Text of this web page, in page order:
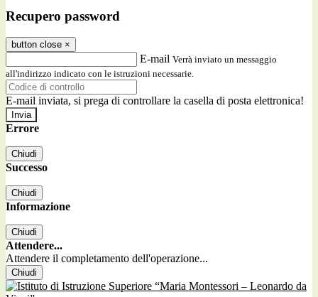
Recupero password
button close ×
E-mail Verrà inviato un messaggio
all'indirizzo indicato con le istruzioni necessarie.
E-mail inviata, si prega di controllare la casella di posta elettronica!
Errore
Chiudi
Successo
Chiudi
Informazione
Chiudi
Attendere...
Attendere il completamento dell'operazione...
Chiudi